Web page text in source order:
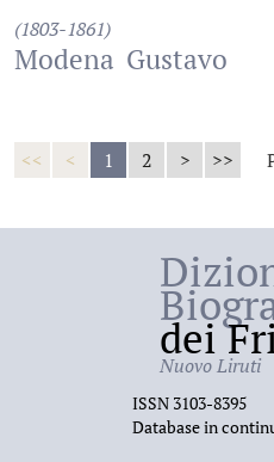
(1803-1861)
Modena Gustavo
<< < 1 2 > >>
dei
Nuovo Liruti
ISSN 3103-8395
Database in